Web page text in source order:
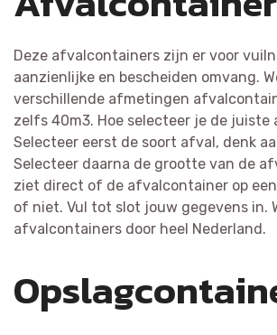
Deze afvalcontainers zijn er voor
aanzienlijke en bescheiden omvang.
verschillende afmetingen
zelfs 40m3. Hoe selecteer je de
Selecteer eerst de soort afval, denk
Selecteer daarna de grootte van de
ziet direct of de afvalcontainer op
of niet. Vul tot slot jouw gegevens in.
afvalcontainers door heel Nederland.